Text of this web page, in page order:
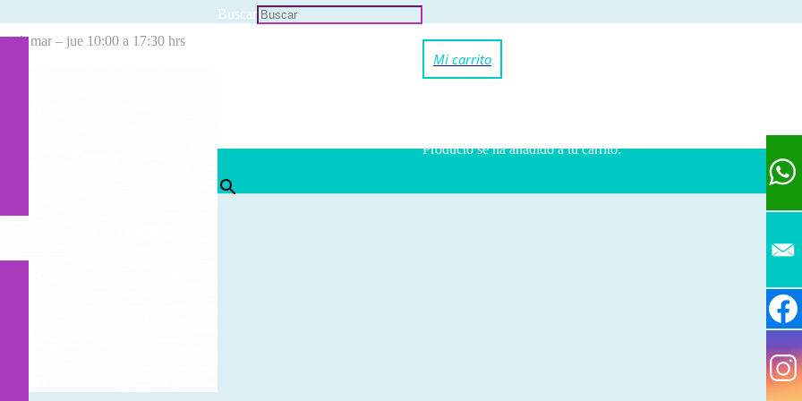
mar – jue 10:00 a 17:30 hrs
Buscar
Productose ha añadido a tu carrito.